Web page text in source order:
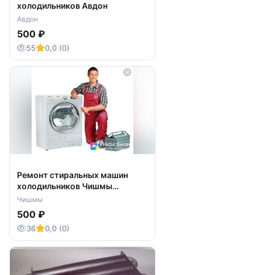
холодильников Авдон
Авдон
500 ₽
55 0,0 (0)
Ремонт стиральных машин
холодильников Чишмы
Чишминский район
Чишмы
500 ₽
36 0,0 (0)